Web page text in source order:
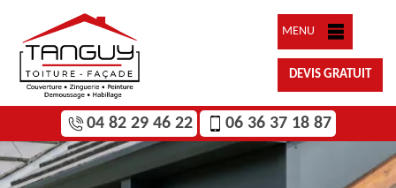
MENU
DEVIS GRATUIT
04 82 29 46 22 06 36 37 18 87